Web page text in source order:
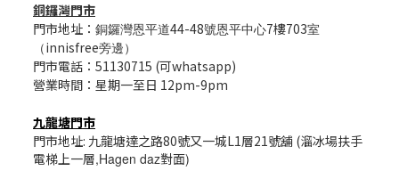
銅鑼灣門市
門市地址： 銅鑼灣恩平道44-48號恩平中心7樓703室
（ innisfree旁邊）
門市電話：51130715 (可whatsapp)
營業時間：星期一至日 12pm-9pm
九龍塘門市
門市地址: 九龍塘達之路80號又一城L1層21號舖 (溜冰場扶手
電梯上一層,Hagen daz對面)